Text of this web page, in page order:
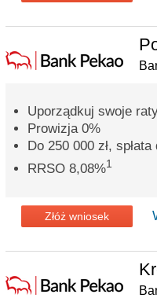
Uporządkuj swoje
Prowizja 0%
Do 250 000 zł,
RRSO 8,08%1
Złóż wniosek